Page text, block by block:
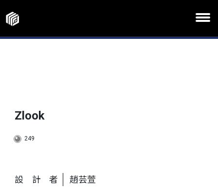
Zlook
249
設計者 趙芸萱